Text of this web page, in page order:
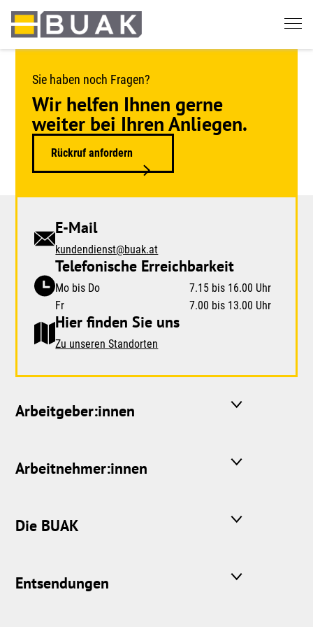
Springe
zum
Sie haben noch Fragen?
Wir helfen Ihnen gerne
weiter bei Ihren Anliegen.
Rückruf anfordern
E-Mail
kundendienst@buak.at
Telefonische Erreichbarkeit
Mo bis Do
7.15 bis 16.00 Uhr
Fr
7.00 bis 13.00 Uhr
Hier finden Sie uns
Zu unseren Standorten
Arbeitgeber:innen
Arbeitnehmer:innen
Die BUAK
Entsendungen